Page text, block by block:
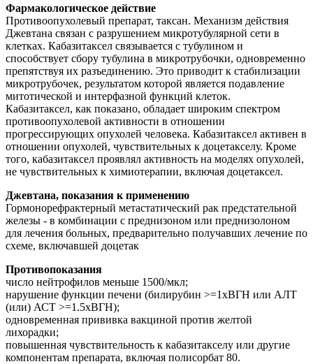
Фармакологическое действие
Противоопухолевый препарат, таксан. Механизм действия
Джевтана связан с разрушением микротубулярной сети в
клетках. Кабазитаксел связывается с тубулином и
способствует сбору тубулина в микротрубочки, одновременно
препятствуя их разъединению. Это приводит к стабилизации
микротрубочек, результатом которой является подавление
митотической и интерфазной функций клеток.
Кабазитаксел, как показано, обладает широким спектром
противоопухолевой активности в отношении
прогрессирующих опухолей человека. Кабазитаксел активен в
отношении опухолей, чувствительных к доцетакселу. Кроме
того, кабазитаксел проявлял активность на моделях опухолей,
не чувствительных к химиотерапии, включая доцетаксел.
Джевтана, показания к применению
Гормонорефрактерный метастатический рак предстательной
железы - в комбинации с преднизоном или преднизолоном
для лечения больных, предварительно получавших лечение по
схеме, включавшей доцетак
Противопоказания
число нейтрофилов меньше 1500/мкл;
нарушение функции печени (билирубин >=1xВГН или АЛТ
(или) АСТ >=1.5xВГН);
одновременная прививка вакциной против желтой
лихорадки;
повышенная чувствительность к кабазитакселу или другие
компонентам препарата, включая полисорбат 80.